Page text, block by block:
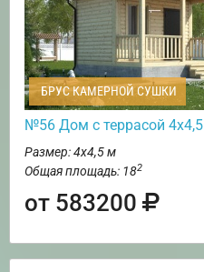
БРУС КАМЕРНОЙ СУШКИ
№56 Дом с террасой 4х4,5
Размер: 4х4,5 м
Общая площадь: 182
от 583200